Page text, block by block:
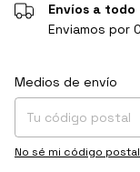
Envíos a todo
Enviamos por
Entregas para el CP:
Medios de envío
No sé mi código postal